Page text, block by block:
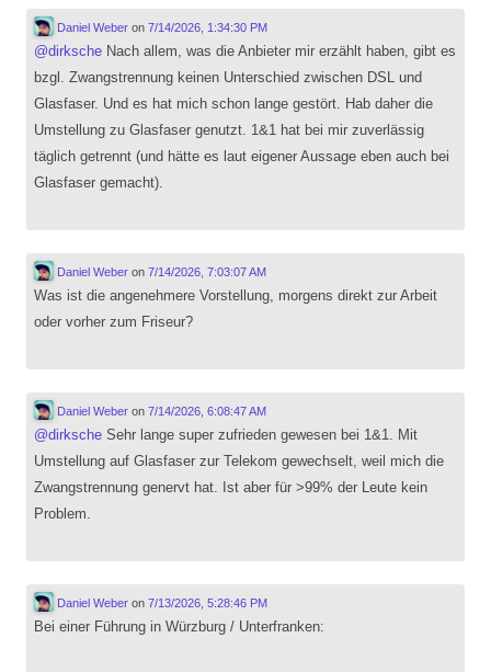
Daniel Weberon 7/14/2026, 1:34:30 PM
@dirksche Nach allem, was die Anbieter mir erzählt haben, gibt es
bzgl. Zwangstrennung keinen Unterschied zwischen DSL und
Glasfaser. Und es hat mich schon lange gestört. Hab daher die
Umstellung zu Glasfaser genutzt. 1&1 hat bei mir zuverlässig
täglich getrennt (und hätte es laut eigener Aussage eben auch bei
Glasfaser gemacht).
Daniel Weberon 7/14/2026, 7:03:07 AM
Was ist die angenehmere Vorstellung, morgens direkt zur Arbeit
oder vorher zum Friseur?
Daniel Weberon 7/14/2026, 6:08:47 AM
@dirksche Sehr lange super zufrieden gewesen bei 1&1. Mit
Umstellung auf Glasfaser zur Telekom gewechselt, weil mich die
Zwangstrennung genervt hat. Ist aber für >99% der Leute kein
Problem.
Daniel Weberon 7/13/2026, 5:28:46 PM
Bei einer Führung in Würzburg / Unterfranken: